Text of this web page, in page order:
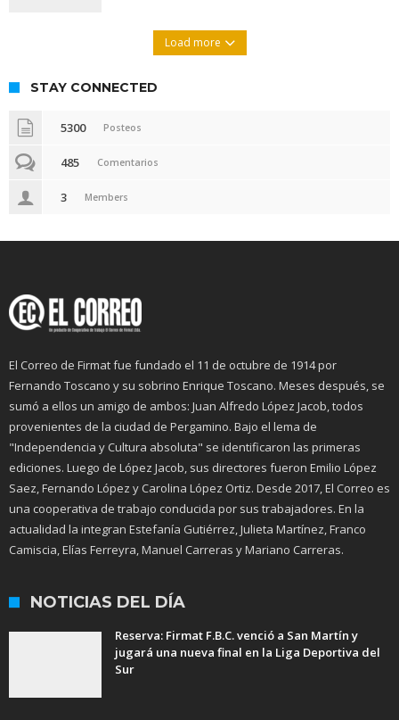
Load more
STAY CONNECTED
5300 Posteos
485 Comentarios
3 Members
El Correo de Firmat fue fundado el 11 de octubre de 1914 por
Fernando Toscano y su sobrino Enrique Toscano. Meses después, se
sumó a ellos un amigo de ambos: Juan Alfredo López Jacob, todos
provenientes de la ciudad de Pergamino. Bajo el lema de
"Independencia y Cultura absoluta" se identificaron las primeras
ediciones. Luego de López Jacob, sus directores fueron Emilio López
Saez, Fernando López y Carolina López Ortiz. Desde 2017, El Correo es
una cooperativa de trabajo conducida por sus trabajadores. En la
actualidad la integran Estefanía Gutiérrez, Julieta Martínez, Franco
Camiscia, Elías Ferreyra, Manuel Carreras y Mariano Carreras.
NOTICIAS DEL DÍA
Reserva: Firmat F.B.C. venció a San Martín y
jugará una nueva final en la Liga Deportiva del
Sur